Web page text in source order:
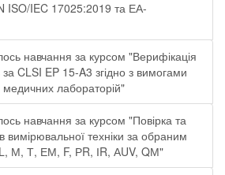
ISO/IEC 17025:2019 та ЕА-
навчання за курсом "Верифікація
CLSI EP 15-A3 згідно з вимогами
лабораторій"
навчання за курсом "Повірка та
вимірювальної техніки за обраним
М, Т, ЕМ, F, РR, ІR, АUV, QМ"